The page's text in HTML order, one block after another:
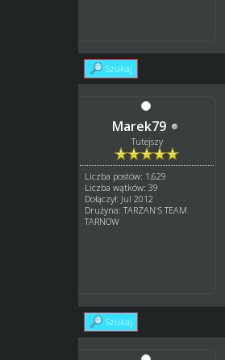
Szukaj
Marek79
Tutejszy
Liczba postów: 1,629
Liczba wątków: 39
Dołączył: Jul 2012
Drużyna: TARZAN'S TEAM
TARNOW
Szukaj